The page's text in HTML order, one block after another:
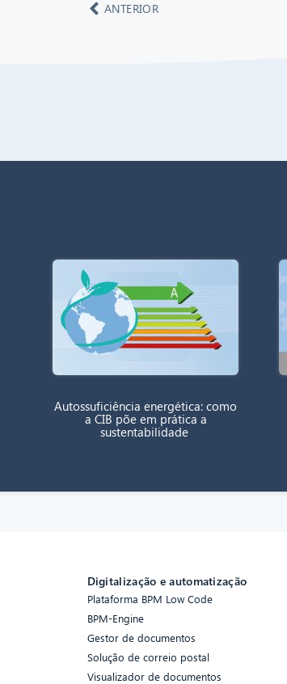
ANTERIOR
Autossuficiência energética: como
a CIB põe em prática a
sustentabilidade
Digitalização e automatização
Plataforma BPM Low Code
BPM-Engine
Gestor de documentos
Solução de correio postal
Visualizador de documentos